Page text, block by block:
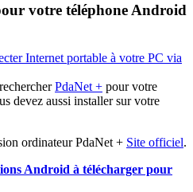
votre téléphone Android
PdaNet + pour votre
devez aussi installer sur votre
ordinateur PdaNet + Site officiel.
Android à télécharger pour